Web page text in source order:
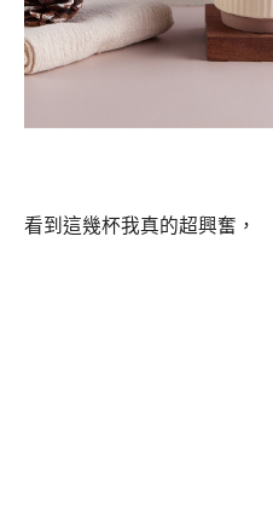
看到這幾杯我真的超興奮，